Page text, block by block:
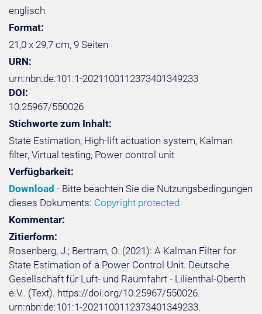
englisch
Format:
21,0 x 29,7 cm, 9 Seiten
URN:
urn:nbn:de:101:1-2021100112373401349233
DOI:
10.25967/550026
Stichworte zum Inhalt:
State Estimation, High-lift actuation system, Kalman
filter, Virtual testing, Power control unit
Verfügbarkeit:
Download - Bitte beachten Sie die Nutzungsbedingungen
dieses Dokuments: Copyright protected
Kommentar:
Zitierform:
Rosenberg, J.; Bertram, O. (2021): A Kalman Filter for
State Estimation of a Power Control Unit. Deutsche
Gesellschaft für Luft- und Raumfahrt - Lilienthal-Oberth
e.V.. (Text). https://doi.org/10.25967/550026.
urn:nbn:de:101:1-2021100112373401349233.